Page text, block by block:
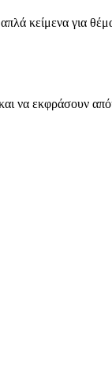
κείμενα για
να εκφράσουν